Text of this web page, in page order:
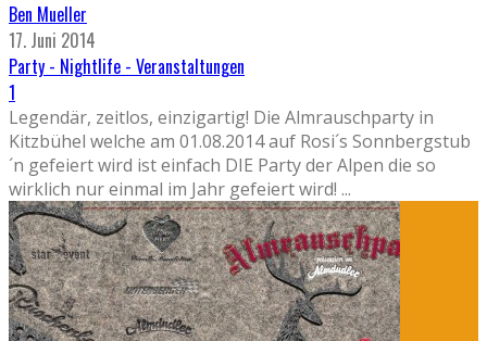
Ben Mueller
17. Juni 2014
Party - Nightlife - Veranstaltungen
1
Legendär, zeitlos, einzigartig! Die Almrauschparty in
Kitzbühel welche am 01.08.2014 auf Rosi´s Sonnbergstub
´n gefeiert wird ist einfach DIE Party der Alpen die so
wirklich nur einmal im Jahr gefeiert wird! ...